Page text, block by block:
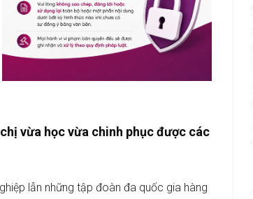
vừa học vừa chinh phục được các
lẫn những tập đoàn đa quốc gia hàng